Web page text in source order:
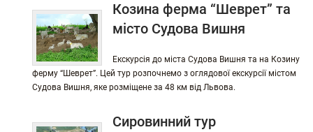
Козина ферма “Шеврет” та
місто Судова Вишня
Екскурсія до міста Судова Вишня та на Козину
ферму “Шеврет”. Цей тур розпочнемо з оглядової екскурсії містом
Судова Вишня, яке розміщене за 48 км від Львова.
Сировинний тур